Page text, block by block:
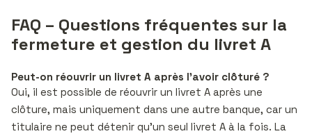
FAQ – Questions fréquentes sur la
fermeture et gestion du livret A
Peut-on réouvrir un livret A après l’avoir clôturé ?
Oui, il est possible de réouvrir un livret A après une
clôture, mais uniquement dans une autre banque, car un
titulaire ne peut détenir qu’un seul livret A à la fois. La